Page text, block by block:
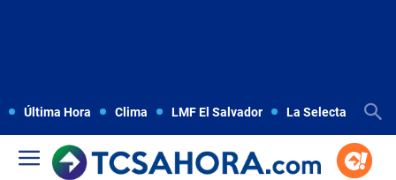
Última Hora Clima LMF El Salvador La Selecta